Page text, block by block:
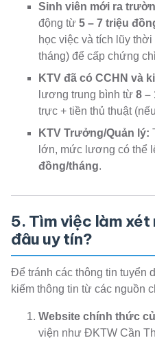
Sinh viên mới ra
động từ 5 – 7 triệu
học việc và tích lũy
tháng) để cấp chứng
KTV đã có CCHN và
lương trung bình từ 8 –
trực + tiền thủ thuật
KTV Trưởng/Quản lý:
lớn, mức lương có thể
đồng/tháng.
5. Tìm việc làm xét
đâu uy tín?
Để tránh các thông tin tuyển
kiếm thông tin từ các nguồn
Website chính thức
viện như ĐKTW Cần